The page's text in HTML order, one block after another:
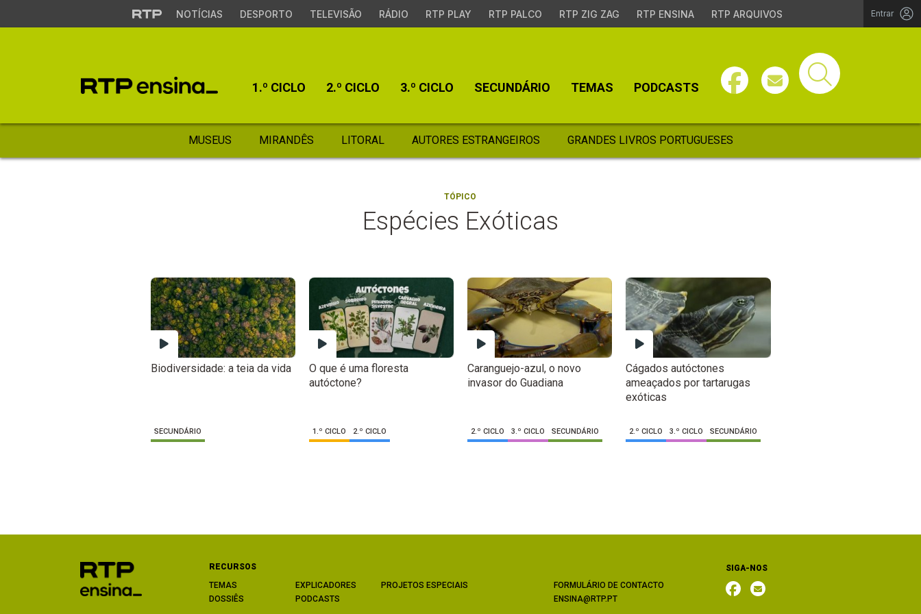
NOTÍCIAS DESPORTO TELEVISÃO RÁDIO RTP PLAY RTP PALCO RTP ZIG ZAG RTP ENSINA RTP ARQUIVOS Entrar
1.º CICLO 2.º CICLO 3.º CICLO SECUNDÁRIO TEMAS PODCASTS
MUSEUS MIRANDÊS LITORAL AUTORES ESTRANGEIROS GRANDES LIVROS PORTUGUESES
TÓPICO
Espécies Exóticas
Biodiversidade: a teia da vida
SECUNDÁRIO
O que é uma floresta
autóctone?
1.º CICLO 2.º CICLO
Caranguejo-azul, o novo
invasor do Guadiana
2.º CICLO 3.º CICLO SECUNDÁRIO
Cágados autóctones
ameaçados por tartarugas
exóticas
2.º CICLO 3.º CICLO SECUNDÁRIO
RECURSOS
TEMAS
DOSSIÊS
EXPLICADORES
PODCASTS
PROJETOS ESPECIAIS
FORMULÁRIO DE CONTACTO
ENSINA@RTP.PT
SIGA-NOS